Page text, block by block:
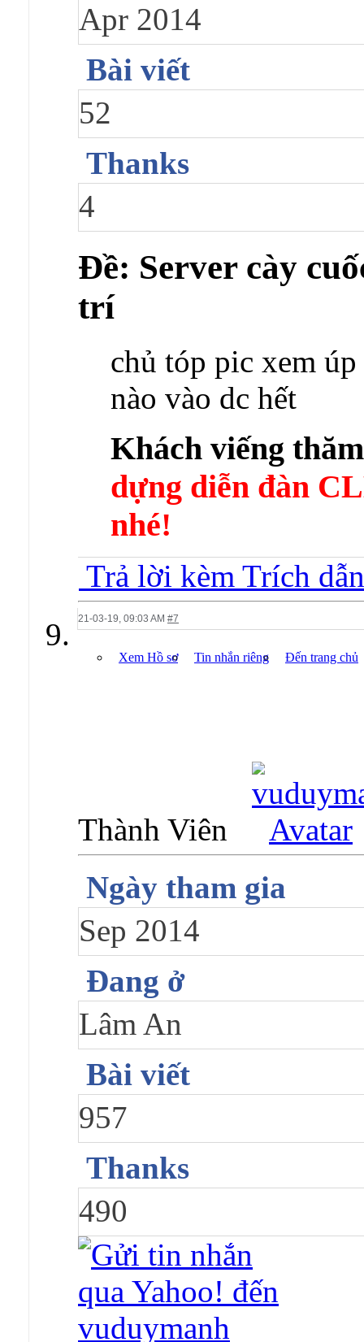
Apr 2014
Bài viết
52
Thanks
4
Ðề: Server cày
trí
chủ tóp pic xem
nào vào dc hết
Khách viếng
dựng diễn đàn
nhé!
Trả lời kèm Trích dẫn
21-03-19, 09:03 AM #7
Xem Hồ sơ Tin nhắn riêng Đến trang chủ
Thành Viên
Ngày tham gia
Sep 2014
Đang ở
Lâm An
Bài viết
957
Thanks
490